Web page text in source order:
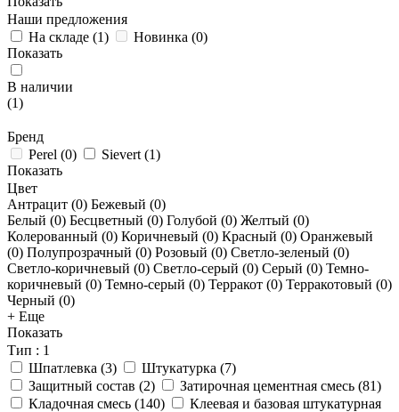
Наши предложения
На складе (1) Новинка (0)
Показать
В наличии
(1)
Бренд
Perel (0) Sievert (1)
Показать
Цвет
Антрацит (0) Бежевый (0)
Белый (0) Бесцветный (0) Голубой (0) Желтый (0)
Колерованный (0) Коричневый (0) Красный (0) Оранжевый
(0) Полупрозрачный (0) Розовый (0) Светло-зеленый (0)
Светло-коричневый (0) Светло-серый (0) Серый (0) Темно-
коричневый (0) Темно-серый (0) Терракот (0) Терракотовый (0)
Черный (0)
+ Еще
Показать
Тип : 1
Шпатлевка (3) Штукатурка (7)
Защитный состав (2) Затирочная цементная смесь (81)
Кладочная смесь (140)
Клеевая и базовая штукатурная